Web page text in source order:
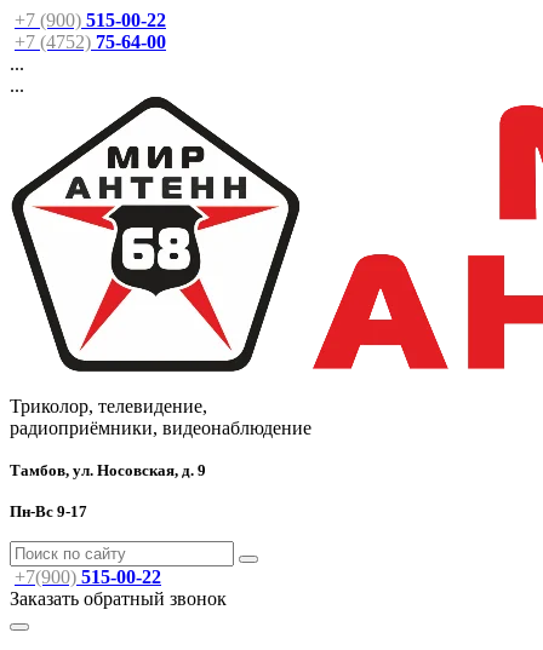
+7 (900) 515-00-22
+7 (4752) 75-64-00
...
...
Триколор, телевидение,
радиоприёмники, видеонаблюдение
Тамбов, ул. Носовская, д. 9
Пн-Вс 9-17
+7(900) 515-00-22
Заказать обратный звонок